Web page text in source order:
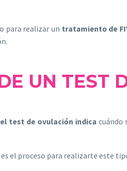
para realizar un tratamiento de
UN TEST
el test de ovulación indicacuándo
el proceso para realizarte este